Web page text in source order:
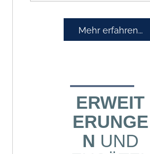
Mehr erfahren...
ERWEIT
ERUNGE
N UND